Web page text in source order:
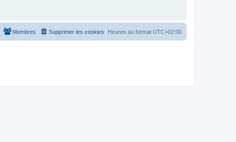
Heures au format UTC+02:00
Supprimer les cookies
Membres